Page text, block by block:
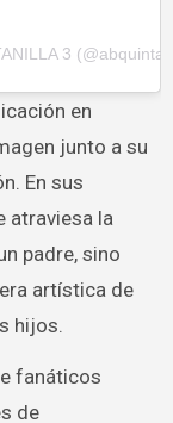
3
en
junto a su
En sus
atraviesa la
padre, sino
artística de
hijos.
fanáticos
de